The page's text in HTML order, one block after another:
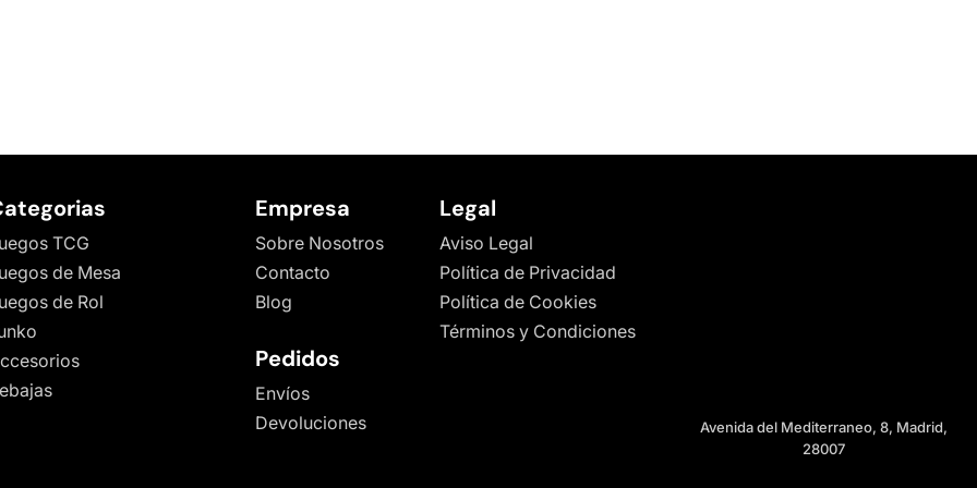
TCG
de Mesa
de Rol
Empresa
Sobre Nosotros
Contacto
Blog
Pedidos
Envíos
Devoluciones
Legal
Aviso Legal
Política de Privacidad
Política de Cookies
Términos y Condiciones
Avenida del Mediterraneo, 8, Madrid,
28007